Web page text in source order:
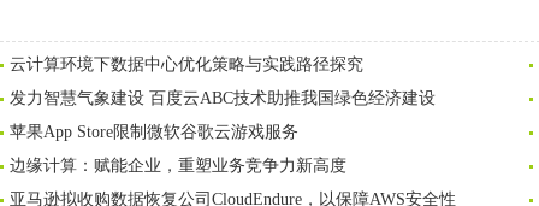
云计算环境下数据中心优化策略与实践路径探究
发力智慧气象建设 百度云ABC技术助推我国绿色经济建设
苹果App Store限制微软谷歌云游戏服务
边缘计算：赋能企业，重塑业务竞争力新高度
亚马逊拟收购数据恢复公司CloudEndure，以保障AWS安全性